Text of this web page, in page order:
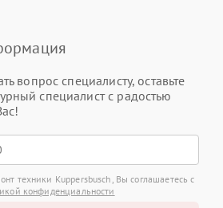
вопрос специалисту, оставьте
специалист с радостью
техники Kuppersbusch, Вы соглашаетесь с
конфиденциальности